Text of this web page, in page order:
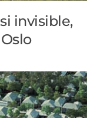
invisible,